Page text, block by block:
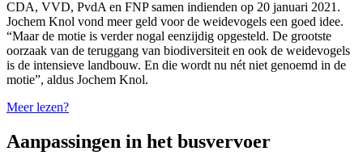
CDA, VVD, PvdA en FNP samen indienden op 20 januari 2021.
Jochem Knol vond meer geld voor de weidevogels een goed idee.
“Maar de motie is verder nogal eenzijdig opgesteld. De grootste
oorzaak van de teruggang van biodiversiteit en ook de weidevogels
is de intensieve landbouw. En die wordt nu nét niet genoemd in de
motie”, aldus Jochem Knol.
Meer lezen?
Aanpassingen in het busvervoer